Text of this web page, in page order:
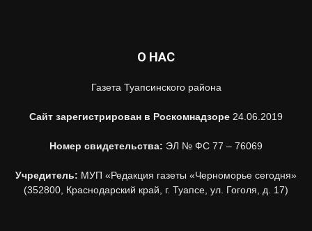
О НАС
Газета Туапсинского района
Сайт зарегистрирован в Роскомнадзоре 24.06.2019
Номер свидетельства: ЭЛ № ФС 77 – 76069
Учредитель: МУП «Редакция газеты «Черноморье сегодня»
(352800, Краснодарский край, г. Туапсе, ул. Гоголя, д. 17)